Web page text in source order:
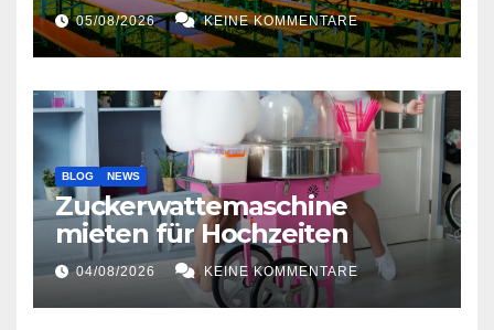
05/08/2026 KEINE KOMMENTARE
BLOG NEWS
Zuckerwattemaschine
mieten für Hochzeiten
04/08/2026 KEINE KOMMENTARE